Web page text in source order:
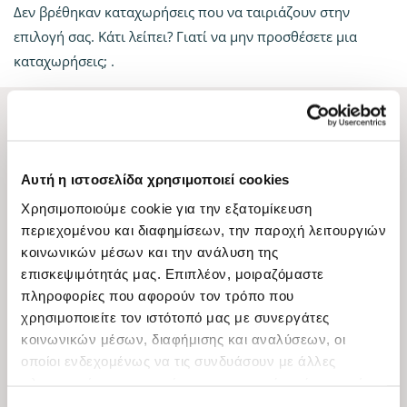
Αυτή η ιστοσελίδα χρησιμοποιεί cookies
Χρησιμοποιούμε cookie για την εξατομίκευση
περιεχομένου και διαφημίσεων, την παροχή λειτουργιών
κοινωνικών μέσων και την ανάλυση της
επισκεψιμότητάς μας. Επιπλέον, μοιραζόμαστε
πληροφορίες που αφορούν τον τρόπο που
χρησιμοποιείτε τον ιστότοπό μας με συνεργάτες
κοινωνικών μέσων, διαφήμισης και αναλύσεων, οι
οποίοι ενδεχομένως να τις συνδυάσουν με άλλες
Δεν βρέθηκαν καταχωρήσεις που να ταιριάζουν στην
επιλογή σας. Κάτι λείπει? Γιατί να μην προσθέσετε μια
καταχωρήσεις; .
ΚYANA Professional Hair
Πολιτική Απορρήτου – Όροι και Προϋποθέσεις
Πολιτική cookies
Όροι και προϋποθέσεις προγράμματος πιστότητας
Εξυπηρέτηση πελατών
Τρόποι αποστολής